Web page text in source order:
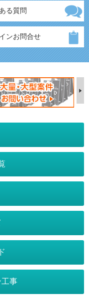
る質問
ンお問合せ
5-10
スタンド
サイン／路面表示
看板・突出看板特設ページ
トボード特設ページ
用語集
事